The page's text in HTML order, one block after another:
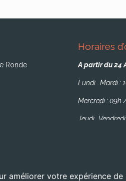
améliorer votre expérience
Ronde
Horaires
A partir du 24
Lundi . Mardi :
Mercredi : 09h
Jeudi .